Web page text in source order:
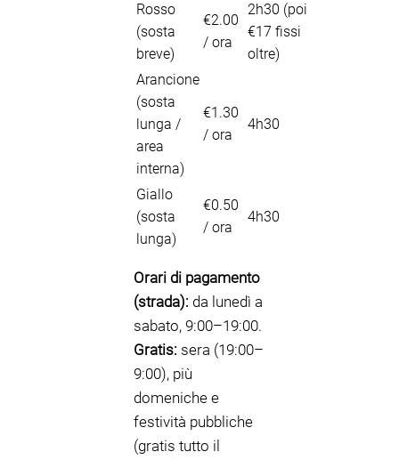
Rosso
(sosta
breve)
€2.00
/ ora
2h30 (poi
€17 fissi
oltre)
Arancione
(sosta
lunga /
area
interna)
€1.30
/ ora
4h30
Giallo
(sosta
lunga)
€0.50
/ ora
4h30
Orari di pagamento
(strada): da lunedì a
sabato, 9:00–19:00.
Gratis: sera (19:00–
9:00), più
domeniche e
festività pubbliche
(gratis tutto il